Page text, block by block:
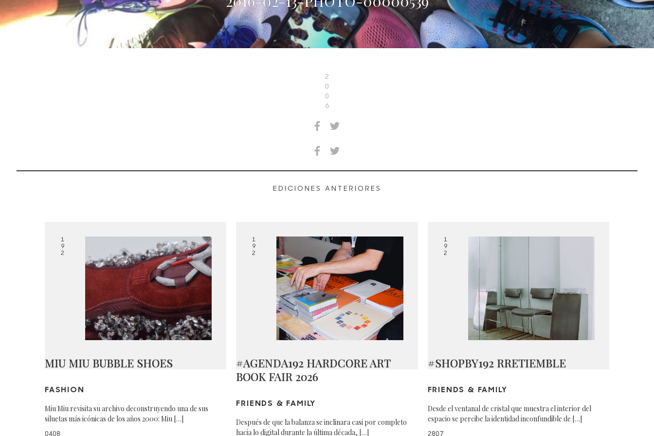
2
0
0
6
EDICIONES ANTERIORES
1
9
2
MIU MIU BUBBLE SHOES
FASHION
Miu Miu revisita su archivo deconstruyendo una de sus
siluetas más icónicas de los años 2000: Miu […]
0408
1
9
2
#AGENDA192 HARDCORE ART
BOOK FAIR 2026
FRIENDS & FAMILY
Después de que la balanza se inclinara casi por completo
hacia lo digital durante la última década, […]
1
9
2
#SHOPBY192 RRETIEMBLE
FRIENDS & FAMILY
Desde el ventanal de cristal que muestra el interior del
espacio se percibe la identidad inconfundible de […]
2807